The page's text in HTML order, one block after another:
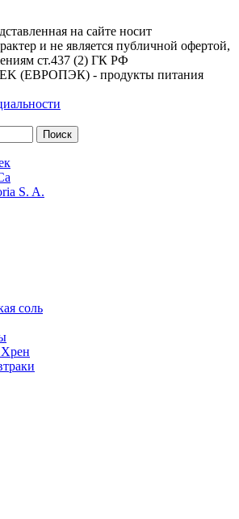
на сайте носит
и не является публичной офертой,
ст.437 (2) ГК РФ
(ЕВРОПЭК) - продукты питания
Поиск
S. A.
соль